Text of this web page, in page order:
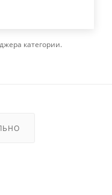
категории.